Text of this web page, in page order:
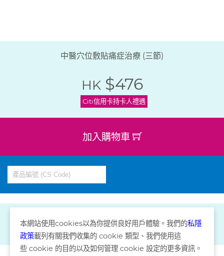
中醫穴位敷貼痛症治療 (三節)
HK $476
Citi信用卡持卡人禮遇
加入購物車
本網站使用cookies以為你提供良好用戶體驗。我們的私隱
政策載列有關我們收集的 cookie 類型、我們使用這
些 cookie 的目的以及如何管理 cookie 設定的更多資訊。